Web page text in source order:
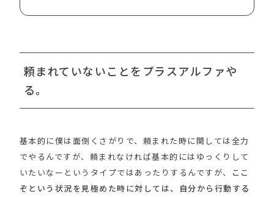
頼まれていないことをプラスアルファや
る。
基本的に僕は面倒くさがりで、頼まれた時に関しては全力
でやるんですが、頼まれなければ基本的にはゆっくりして
いたいなーというタイプではあったりするんですが、
ここ
ぞという状況を見極めた時に対しては、自分から行動する